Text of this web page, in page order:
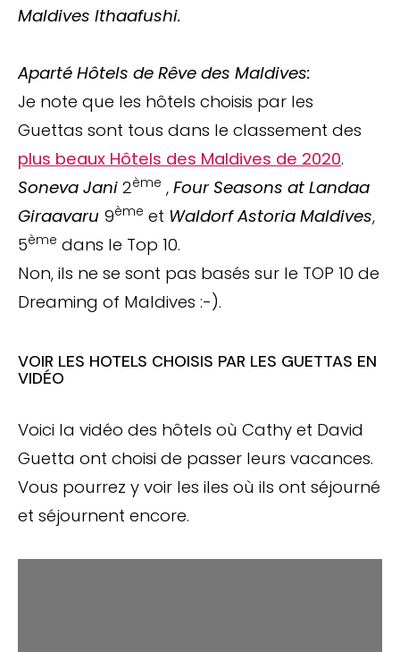
Maldives Ithaafushi.
Aparté Hôtels de Rêve des Maldives:
Je note que les hôtels choisis par les
Guettas sont tous dans le classement des
plus beaux Hôtels des Maldives de 2020.
Soneva Jani 2ème , Four Seasons at Landaa
Giraavaru 9ème et Waldorf Astoria Maldives,
5ème dans le Top 10.
Non, ils ne se sont pas basés sur le TOP 10 de
Dreaming of Maldives :-).
VOIR LES HOTELS CHOISIS PAR LES GUETTAS EN
VIDÉO
Voici la vidéo des hôtels où Cathy et David
Guetta ont choisi de passer leurs vacances.
Vous pourrez y voir les iles où ils ont séjourné
et séjournent encore.